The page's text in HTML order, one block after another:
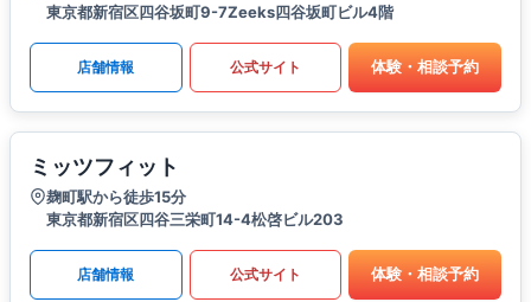
東京都新宿区四谷坂町9-7Zeeks四谷坂町ビル4階
店舗情報 公式サイト 体験・相談予約
ミッツフィット
麹町駅から徒歩15分
東京都新宿区四谷三栄町14-4松啓ビル203
店舗情報 公式サイト 体験・相談予約